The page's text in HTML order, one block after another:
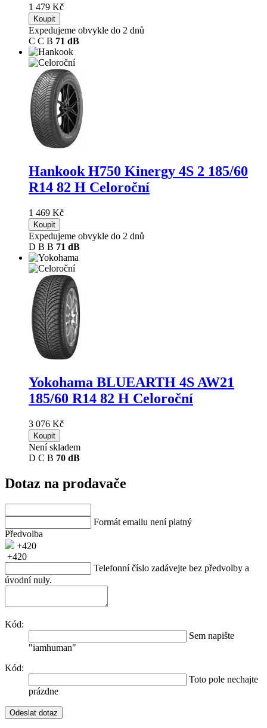
1 479 Kč
Koupit
Expedujeme obvykle do 2 dnů
C C B 71 dB
Hankook H750 Kinergy 4S 2 185/60
R14 82 H Celoroční
1 469 Kč
Koupit
Expedujeme obvykle do 2 dnů
D B B 71 dB
Yokohama BLUEARTH 4S AW21
185/60 R14 82 H Celoroční
3 076 Kč
Koupit
Není skladem
D C B 70 dB
Dotaz na prodavače
Formát emailu není platný
Předvolba
+420
+420
Telefonní číslo zadávejte bez předvolby a
úvodní nuly.
Kód:
Sem napište
"iamhuman"
Kód:
Toto pole nechajte
prázdne